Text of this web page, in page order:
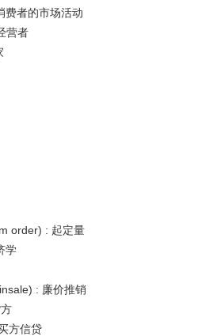
费者的市场活动
营者
order) : 起定量
学
: 廉价推销
方信贷